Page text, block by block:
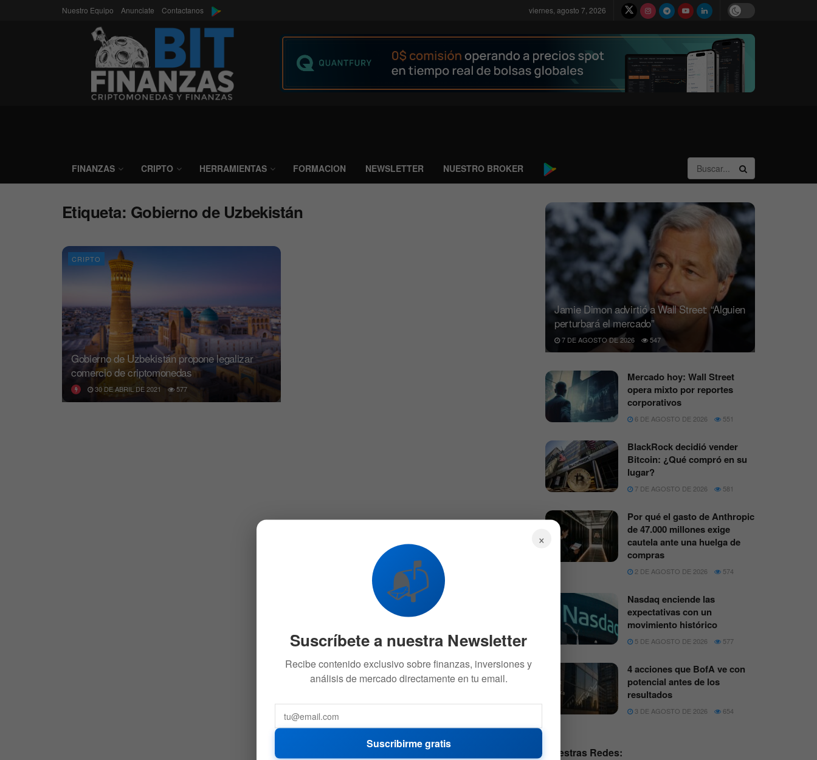
Nuestro Equipo Anunciate Contactanos viernes, agosto 7, 2026
FINANZAS CRIPTO HERRAMIENTAS FORMACION NEWSLETTER NUESTRO BROKER
Etiqueta: Gobierno de Uzbekistán
CRIPTO
Gobierno de Uzbekistán propone legalizar
comercio de criptomonedas
30 DE ABRIL DE 2021 577
Jamie Dimon advirtió a Wall Street: “Alguien
perturbará el mercado”
7 DE AGOSTO DE 2026 547
Mercado hoy: Wall Street
opera mixto por reportes
corporativos
6 DE AGOSTO DE 2026 551
BlackRock decidió vender
Bitcoin: ¿Qué compró en su
lugar?
7 DE AGOSTO DE 2026 581
Por qué el gasto de Anthropic
de 47.000 millones exige
cautela ante una huelga de
compras
2 DE AGOSTO DE 2026 574
Nasdaq enciende las
expectativas con un
movimiento histórico
5 DE AGOSTO DE 2026 577
4 acciones que BofA ve con
potencial antes de los
resultados
3 DE AGOSTO DE 2026 654
Nuestras Redes:
×
📬
Suscríbete a nuestra Newsletter
Recibe contenido exclusivo sobre finanzas, inversiones y
análisis de mercado directamente en tu email.
Suscribirme gratis